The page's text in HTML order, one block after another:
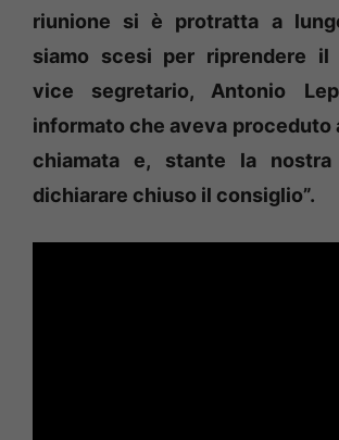
riunione si è protratta a
siamo scesi per riprendere il
vice segretario, Antonio
informato che aveva proceduto
chiamata e, stante la nostra
dichiarare chiuso il consiglio”.